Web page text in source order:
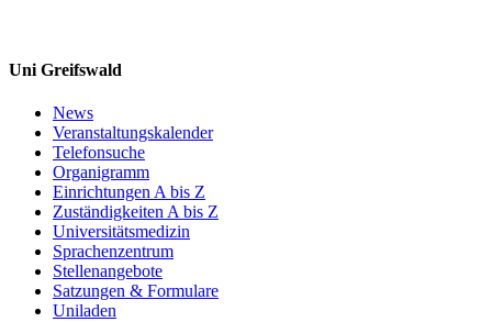
Uni Greifswald
News
Veranstaltungskalender
Telefonsuche
Organigramm
Einrichtungen A bis Z
Zuständigkeiten A bis Z
Universitätsmedizin
Sprachenzentrum
Stellenangebote
Satzungen & Formulare
Uniladen